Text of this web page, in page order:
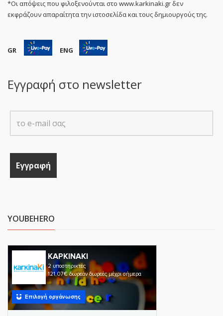
*Οι απόψεις που φιλοξενούνται στο www.karkinaki.gr δεν
εκφράζουν απαραίτητα την ιστοσελίδα και τους δημιουργούς της.
GR ENG
Εγγραφή στο newsletter
YOUBEHERO